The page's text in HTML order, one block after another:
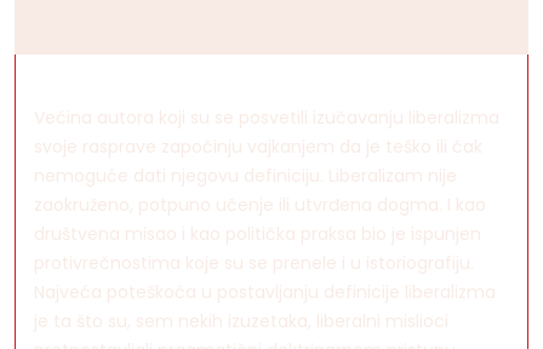
Većina autora koji su se posvetili izučavanju liberalizma
svoje rasprave započinju vajkanjem da je teško ili čak
nemoguće dati njegovu definiciju. Liberalizam nije
zaokruženo, potpuno učenje ili utvrđena dogma. I kao
društvena misao i kao politička praksa bio je ispunjen
protivrečnostima koje su se prenele i u istoriografiju.
Najveća poteškoća u postavljanju definicije liberalizma
je ta što su, sem nekih izuzetaka, liberalni mislioci